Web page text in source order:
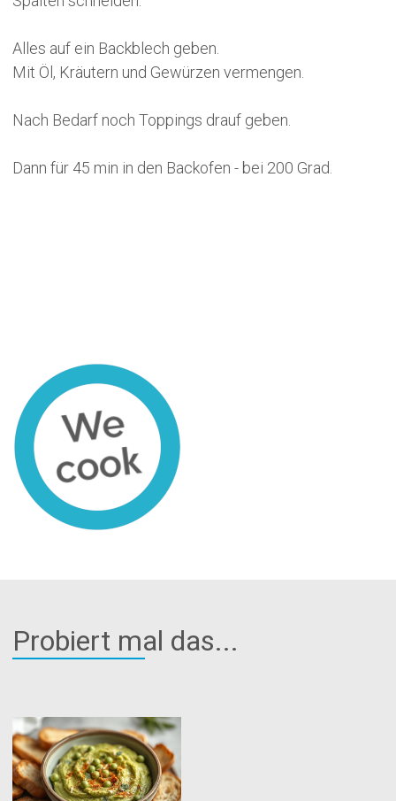
Alles auf ein Backblech geben.
Mit Öl, Kräutern und Gewürzen vermengen.
Nach Bedarf noch Toppings drauf geben.
Dann für 45 min in den Backofen - bei 200 Grad.
Probiert mal das...